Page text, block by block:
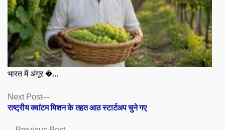
भारत में अंगूर �...
Posts
navigation
Previous
Next Post
Next
post:
राष्ट्रीय क्वांटम मिशन के तहत आठ स्टार्टअप चुने गए